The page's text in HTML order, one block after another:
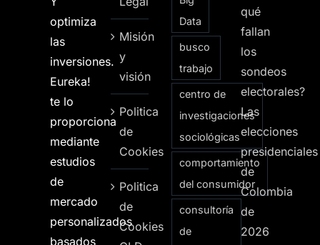
optimiza
las
inversiones.
Eureka!
te lo
proporciona
mediante
estudios
de
mercado
personalizados
basados
Misión
y
visión
Politica
de
Cookies
Politica
de
Cookies
Data
busco
trabajo
centro de
investigaciones
sociológicas
comportamiento
del consumidor
consultoría
de
qué
fallan
los
sondeos
electorales?
Las
elecciones
presidenciales
de
Colombia
de
2026